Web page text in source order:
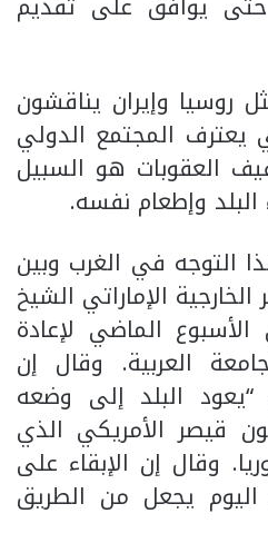
روسيا وإيران يناقشون
المجتمع الدولي
العقوبات هو السبيل
البلد وإطعام نفسه.
التوجه في الغرب وبين
الخارجية الإماراتي الشيخ
الماضي لإعادة
العربية. وقال إن
البلد إلى وضعه
قيصر الأمريكي الذي
وقال إن الإبقاء على
يجعل من الطريق